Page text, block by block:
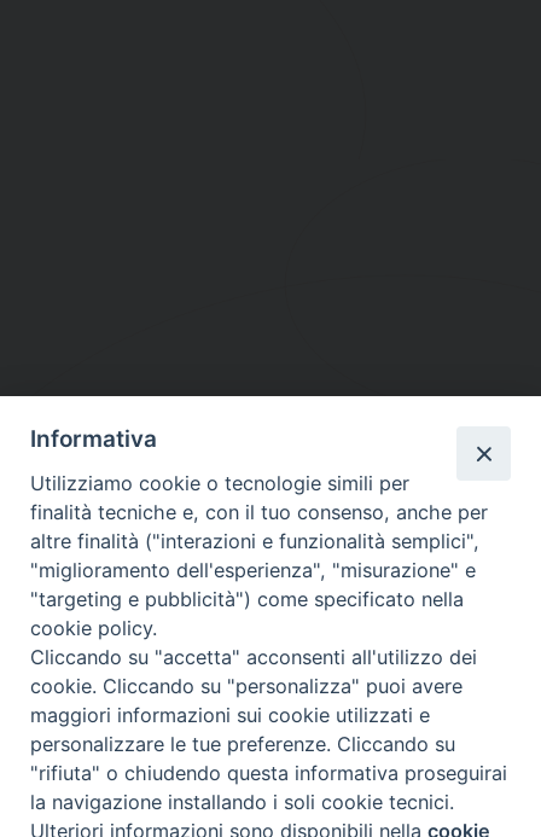
DIOCESI SUBURBICARIA DI ALBANO
Contatti:Tel.: 06.93268401 - Fax.: 06.9323844
E-mail:curia@diocesidialbano.it
Orari: dal Lunedì al Venerdì Ore: 9:00 - 13:00
Lunedì, Mercoledì e Venerdì, Ore 9:30 - 12:30
Diocesi Suburbicaria di Albano
Copyright © 2021
Informativa
Utilizziamo cookie o tecnologie simili per
finalità tecniche e, con il tuo consenso, anche per
altre finalità ("interazioni e funzionalità semplici",
"miglioramento dell'esperienza", "misurazione" e
"targeting e pubblicità") come specificato nella
cookie policy.
Cliccando su "accetta" acconsenti all'utilizzo dei
cookie. Cliccando su "personalizza" puoi avere
maggiori informazioni sui cookie utilizzati e
personalizzare le tue preferenze. Cliccando su
"rifiuta" o chiudendo questa informativa proseguirai
la navigazione installando i soli cookie tecnici.
Ulteriori informazioni sono disponibili nellacookie